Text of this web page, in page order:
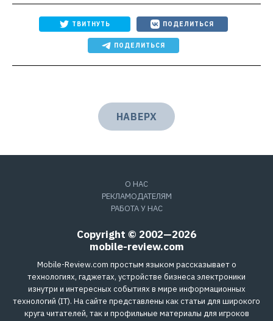
ТВИТНУТЬ ПОДЕЛИТЬСЯ
ПОДЕЛИТЬСЯ
НАВЕРХ
О НАС
РЕКЛАМОДАТЕЛЯМ
РАБОТА У НАС
Copyright © 2002—2026
mobile-review.com
Mobile-Review.com простым языком рассказывает о
технологиях, гаджетах, устройстве бизнеса электроники
изнутри и интересных событиях в мире информационных
технологий (IT). На сайте представлены как статьи для широкого
круга читателей, так и профильные материалы для игроков